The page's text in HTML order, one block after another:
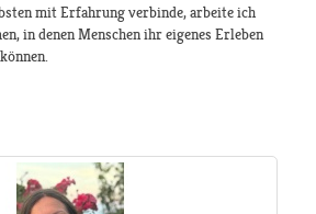
mit Erfahrung verbinde, arbeite ich
in denen Menschen ihr eigenes Erleben